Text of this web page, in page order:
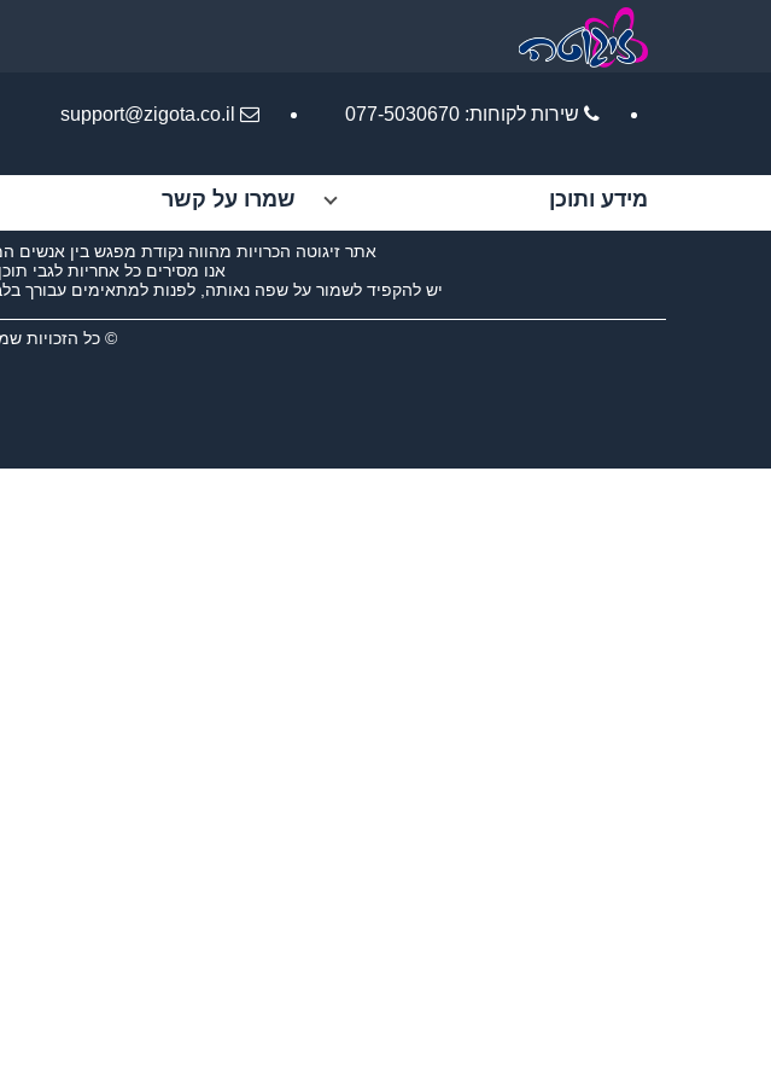
שירות לקוחות: 077-5030670
support@zigota.co.il
מידע ותוכן שמרו על קשר
אתר זיגוטה הכרויות מהווה נקודת מפגש בין אנשים
אנו מסירים כל אחריות לגבי
יש להקפיד לשמור על שפה נאותה, לפנות למתאימים עבורך
© כל הזכויות